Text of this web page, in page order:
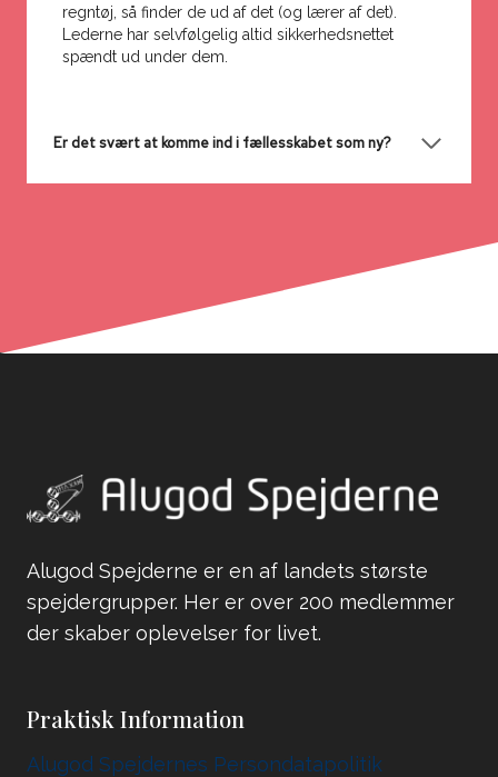
regntøj, så finder de ud af det (og lærer af det).
Lederne har selvfølgelig altid sikkerhedsnettet
spændt ud under dem.
Er det svært at komme ind i fællesskabet som ny?
Alugod Spejderne er en af landets største
spejdergrupper. Her er over 200 medlemmer
der skaber oplevelser for livet.
Praktisk Information
Alugod Spejdernes Persondatapolitik